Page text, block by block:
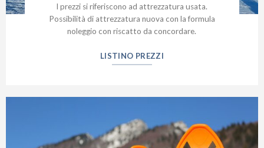
I prezzi si riferiscono ad attrezzatura usata.
Possibilità di attrezzatura nuova con la formula
noleggio con riscatto da concordare.
LISTINO PREZZI